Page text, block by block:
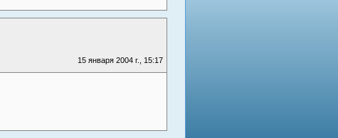
15 января 2004 г., 15:17